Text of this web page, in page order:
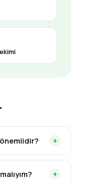
+
işletmeyle
sitesinden bile+